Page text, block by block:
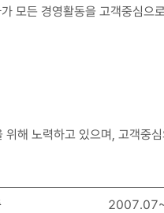
모든 경영활동을 고객중심으
해 노력하고 있으며, 고객중